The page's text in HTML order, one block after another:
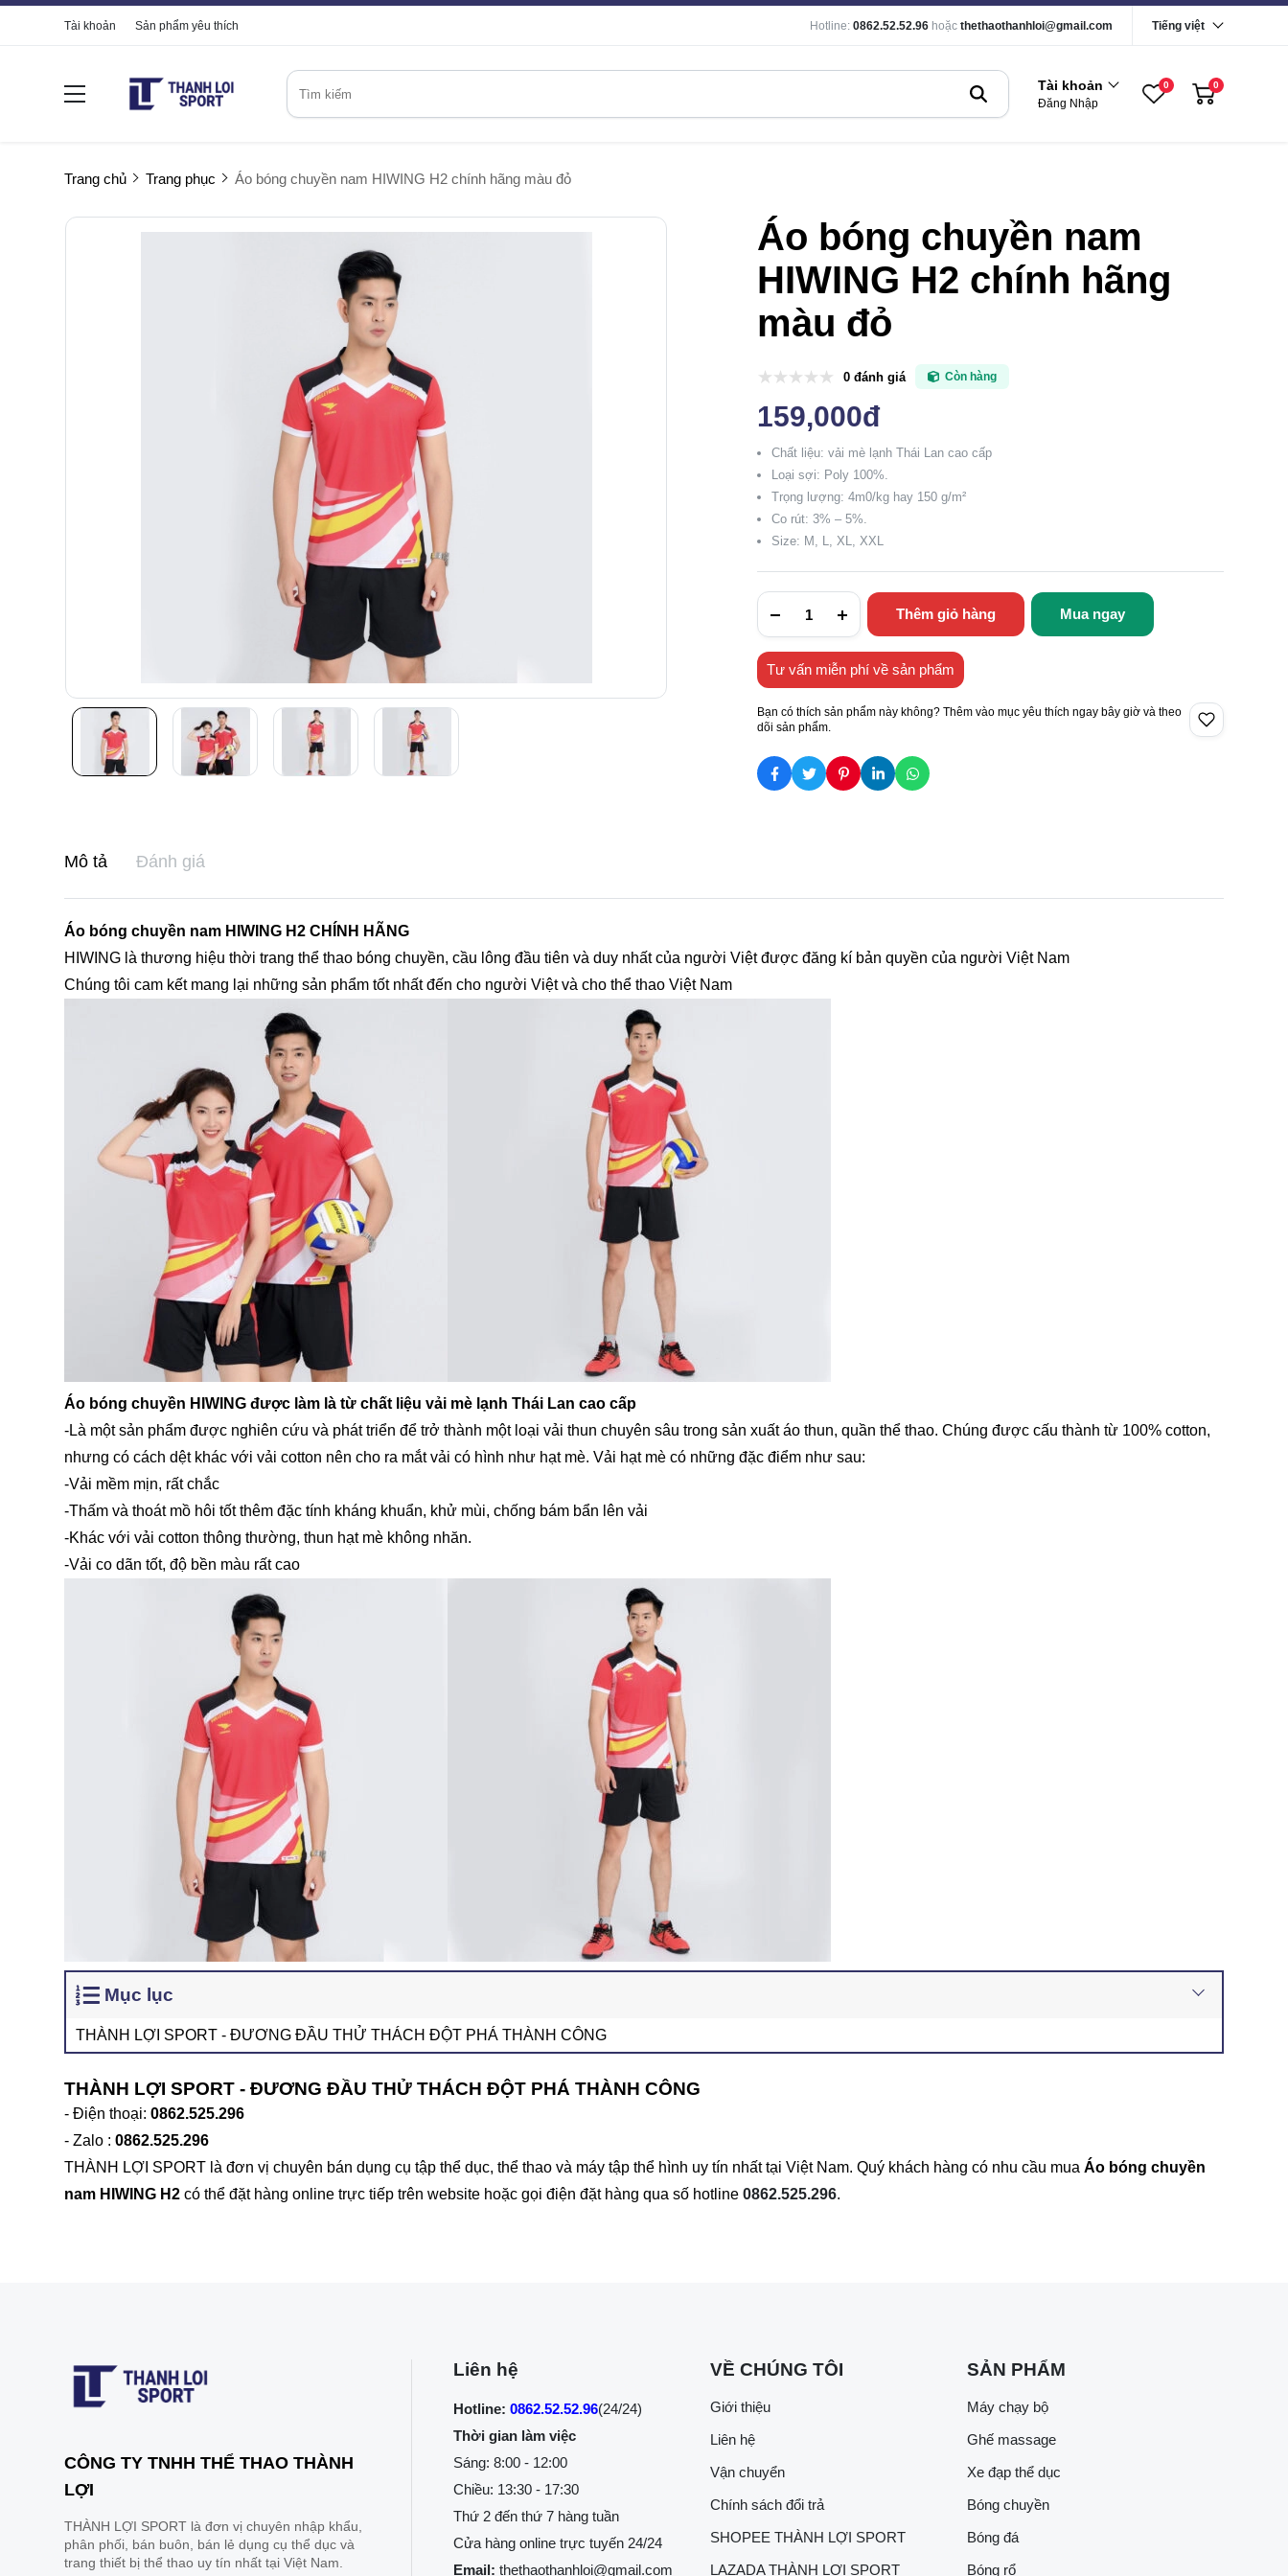
Tài khoản Sản phẩm yêu thích Hotline: 0862.52.52.96 hoặc thethaothanhloi@gmail.com Tiếng việt
Tài khoản
Đăng Nhập
0 0
Trang chủ Trang phục Áo bóng chuyền nam HIWING H2 chính hãng màu đỏ
Áo bóng chuyền nam
HIWING H2 chính hãng
màu đỏ
0 đánh giá Còn hàng
159,000đ
Chất liệu: vải mè lạnh Thái Lan cao cấp
Loại sợi: Poly 100%.
Trọng lượng: 4m0/kg hay 150 g/m²
Co rút: 3% – 5%.
Size: M, L, XL, XXL
Thêm giỏ hàng Mua ngay
Tư vấn miễn phí về sản phẩm
Bạn có thích sản phẩm này không? Thêm vào mục yêu thích ngay bây giờ và theo
dõi sản phẩm.
Mô tả Đánh giá
Áo bóng chuyền nam HIWING H2 CHÍNH HÃNG
HIWING là thương hiệu thời trang thể thao bóng chuyền, cầu lông đầu tiên và duy nhất của người Việt được đăng kí bản quyền của người Việt Nam
Chúng tôi cam kết mang lại những sản phẩm tốt nhất đến cho người Việt và cho thể thao Việt Nam
Áo bóng chuyền HIWING được làm là từ chất liệu vải mè lạnh Thái Lan cao cấp
-Là một sản phẩm được nghiên cứu và phát triển để trở thành một loại vải thun chuyên sâu trong sản xuất áo thun, quần thể thao. Chúng được cấu thành từ 100% cotton,
nhưng có cách dệt khác với vải cotton nên cho ra mắt vải có hình như hạt mè. Vải hạt mè có những đặc điểm như sau:
-Vải mềm mịn, rất chắc
-Thấm và thoát mồ hôi tốt thêm đặc tính kháng khuẩn, khử mùi, chống bám bẩn lên vải
-Khác với vải cotton thông thường, thun hạt mè không nhăn.
-Vải co dãn tốt, độ bền màu rất cao
Mục lục
THÀNH LỢI SPORT - ĐƯƠNG ĐẦU THỬ THÁCH ĐỘT PHÁ THÀNH CÔNG
THÀNH LỢI SPORT - ĐƯƠNG ĐẦU THỬ THÁCH ĐỘT PHÁ THÀNH CÔNG
- Điện thoại: 0862.525.296
- Zalo : 0862.525.296
THÀNH LỢI SPORT là đơn vị chuyên bán dụng cụ tập thể dục, thể thao và máy tập thể hình uy tín nhất tại Việt Nam. Quý khách hàng có nhu cầu mua Áo bóng chuyền
nam HIWING H2 có thể đặt hàng online trực tiếp trên website hoặc gọi điện đặt hàng qua số hotline 0862.525.296.
CÔNG TY TNHH THỂ THAO THÀNH
LỢI
THÀNH LỢI SPORT là đơn vị chuyên nhập khẩu,
phân phối, bán buôn, bán lẻ dụng cụ thể dục và
trang thiết bị thể thao uy tín nhất tại Việt Nam.
Liên hệ
Hotline: 0862.52.52.96(24/24)
Thời gian làm việc
Sáng: 8:00 - 12:00
Chiều: 13:30 - 17:30
Thứ 2 đến thứ 7 hàng tuần
Cửa hàng online trực tuyến 24/24
Email: thethaothanhloi@gmail.com
VỀ CHÚNG TÔI
Giới thiệu
Liên hệ
Vận chuyển
Chính sách đổi trả
SHOPEE THÀNH LỢI SPORT
LAZADA THÀNH LỢI SPORT
SẢN PHẨM
Máy chạy bộ
Ghế massage
Xe đạp thể dục
Bóng chuyền
Bóng đá
Bóng rổ